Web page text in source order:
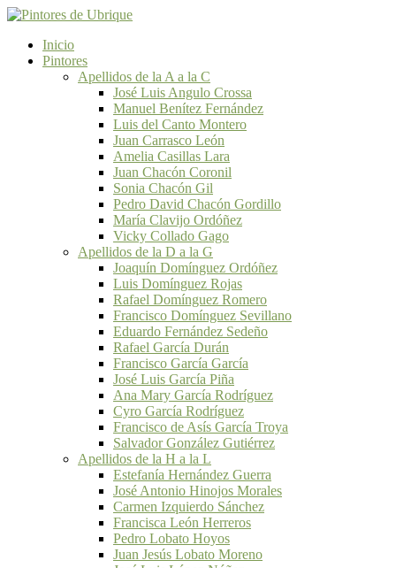
Inicio
Pintores
Apellidos de la A a la C
José Luis Angulo Crossa
Manuel Benítez Fernández
Luis del Canto Montero
Juan Carrasco León
Amelia Casillas Lara
Juan Chacón Coronil
Sonia Chacón Gil
Pedro David Chacón Gordillo
María Clavijo Ordóñez
Vicky Collado Gago
Apellidos de la D a la G
Joaquín Domínguez Ordóñez
Luis Domínguez Rojas
Rafael Domínguez Romero
Francisco Domínguez Sevillano
Eduardo Fernández Sedeño
Rafael García Durán
Francisco García García
José Luis García Piña
Ana Mary García Rodríguez
Cyro García Rodríguez
Francisco de Asís García Troya
Salvador González Gutiérrez
Apellidos de la H a la L
Estefanía Hernández Guerra
José Antonio Hinojos Morales
Carmen Izquierdo Sánchez
Francisca León Herreros
Pedro Lobato Hoyos
Juan Jesús Lobato Moreno